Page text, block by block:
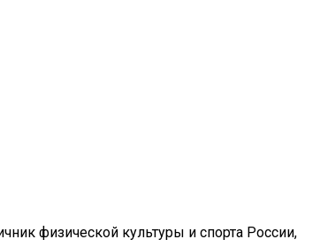
физической культуры и спорта России,